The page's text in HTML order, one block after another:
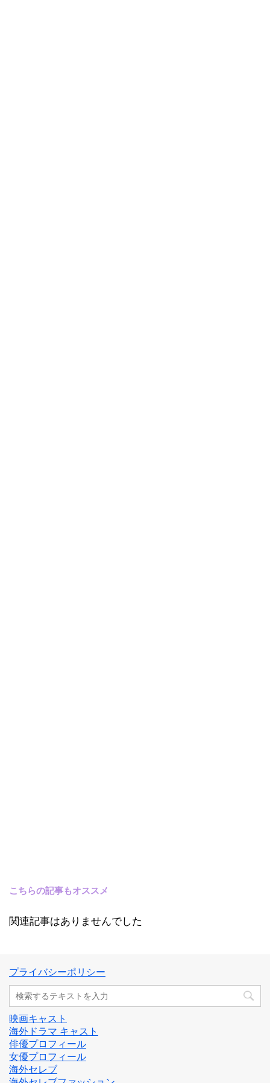
こちらの記事もオススメ
関連記事はありませんでした
プライバシーポリシー
映画キャスト
海外ドラマ キャスト
俳優プロフィール
女優プロフィール
海外セレブ